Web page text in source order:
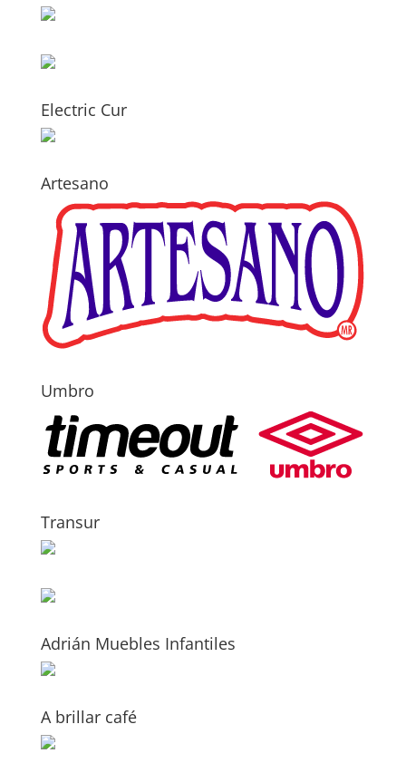
Electric Cur
Artesano
Umbro
Transur
Adrián Muebles Infantiles
A brillar café